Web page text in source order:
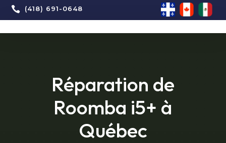
 (418) 691-0648
Réparation de
Roomba i5+ à
Québec